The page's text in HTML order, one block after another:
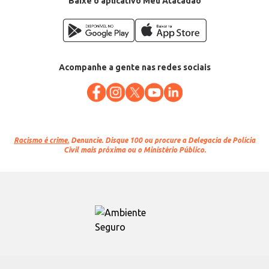
Acompanhe a gente nas redes sociais
Racismo é crime. Denuncie. Disque 100 ou procure a Delegacia de Polícia
Civil mais próxima ou o Ministério Público.